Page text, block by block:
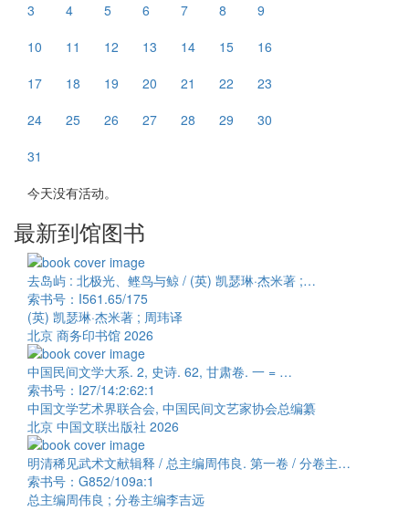
3
4 5 6 7 8
9
10
11 12 13 14 15
16
17
18 19 20 21 22
23
24
25 26 27 28 29
30
31
今天没有活动。
最新到馆图书
去岛屿 : 北极光、鲣鸟与鲸 / (英) 凯瑟琳·杰米著 ;…
索书号：I561.65/175
(英) 凯瑟琳·杰米著 ; 周玮译
北京 商务印书馆 2026
中国民间文学大系. 2, 史诗. 62, 甘肃卷. 一 = …
索书号：I27/14:2:62:1
中国文学艺术界联合会, 中国民间文艺家协会总编纂
北京 中国文联出版社 2026
明清稀见武术文献辑释 / 总主编周伟良. 第一卷 / 分卷主…
索书号：G852/109a:1
总主编周伟良 ; 分卷主编李吉远